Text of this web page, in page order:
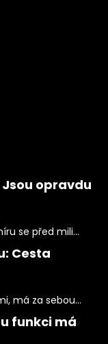
opravdu
se před mili...
Cesta
má za sebou...
funkci má